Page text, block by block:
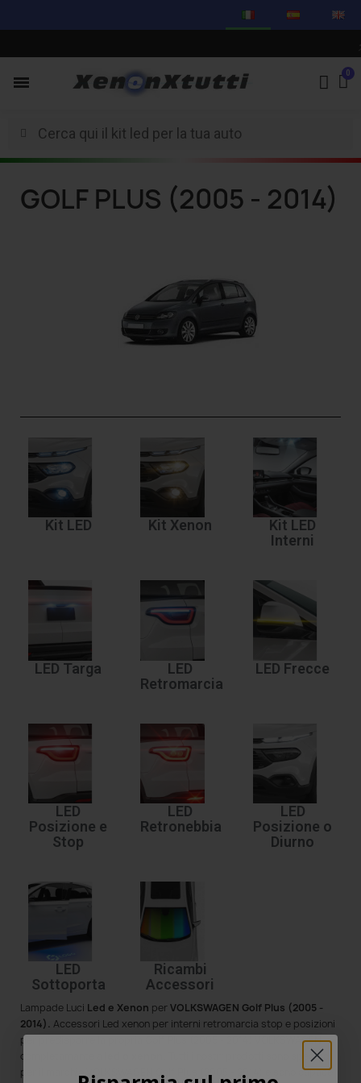
GOLF PLUS (2005 - 2014)
Kit LED Kit Xenon
Kit LED
Interni
LED Targa
LED
Retromarcia
LED Frecce
LED
Posizione e
Stop
LED
Retronebbia
LED
Posizione o
Diurno
LED
Sottoporta
Ricambi
Accessori
Lampade Luci Led e Xenon perVOLKSWAGEN Golf Plus (2005 -
2014). Accessori Led xenon per interni retromarcia stop e posizioni
per predisporre la propria Golf Plus (2005 - 2014) VOLKSWAGEN
completamante a
Tutti i nostri prodotti sono specifici
per il marchio VOLKSWAGEN Golf Plus (2005 - 2014) e sono capace